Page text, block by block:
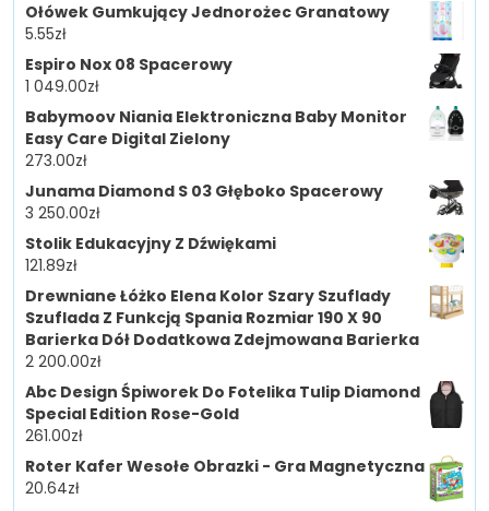
Ołówek Gumkujący Jednorożec Granatowy
5.55zł
Espiro Nox 08 Spacerowy
1 049.00zł
Babymoov Niania Elektroniczna Baby Monitor
Easy Care Digital Zielony
273.00zł
Junama Diamond S 03 Głęboko Spacerowy
3 250.00zł
Stolik Edukacyjny Z Dźwiękami
121.89zł
Drewniane Łóżko Elena Kolor Szary Szuflady
Szuflada Z Funkcją Spania Rozmiar 190 X 90
Barierka Dół Dodatkowa Zdejmowana Barierka
2 200.00zł
Abc Design Śpiworek Do Fotelika Tulip Diamond
Special Edition Rose-Gold
261.00zł
Roter Kafer Wesołe Obrazki - Gra Magnetyczna
20.64zł